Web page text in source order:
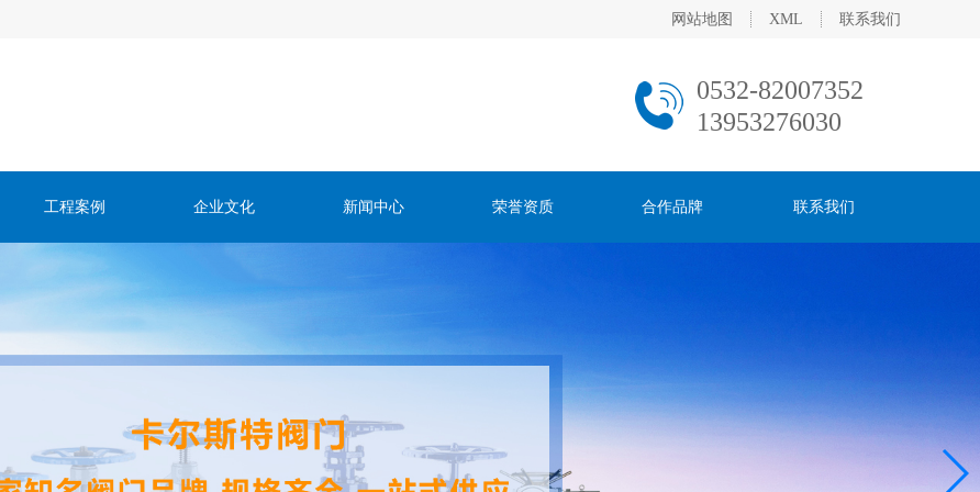
网站地图 XML 联系我们
0532-82007352
13953276030
工程案例 企业文化 新闻中心 荣誉资质 合作品牌 联系我们